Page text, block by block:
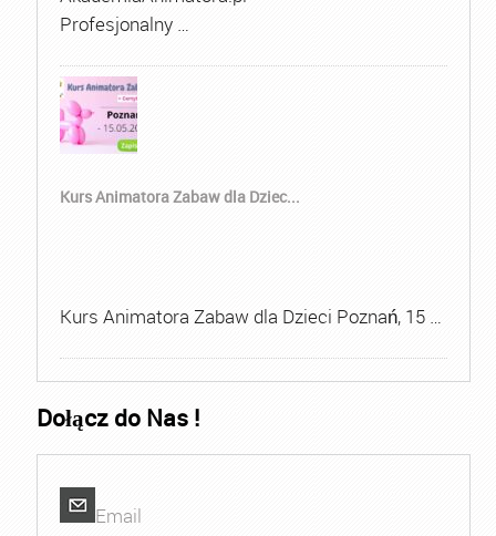
Profesjonalny …
Kurs Animatora Zabaw dla Dziec...
Kurs Animatora Zabaw dla Dzieci Poznań, 15 …
Dołącz do Nas !
Email